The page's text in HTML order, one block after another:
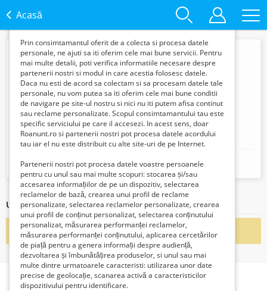
Acasă
Andrei
Mobil: +40722465564
Ultimele articole ale acestui vânzător
Nu există înregistrări postate de acest vânzător
date sunt folosite pentru analizarea traffic-ului pe site-ul
Prin consimtamantul oferit de a colecta si procesa datele
personale, ne ajuti sa iti oferim cele mai bune servicii. Pentru
mai multe detalii, poti verifica informatiile necesare despre
partenerii nostri si modul in care acestia folosesc datele.
Daca nu esti de acord sa colectam si sa procesam datele tale
personale, nu vom putea sa iti oferim cele mai bune conditii
de navigare pe site-ul nostru si nici nu iti putem afisa continut
sau reclame personalizate. Scopul consimtamantului tau este
specific serviciului pe care il accesezi. In acest sens, doar
Roanunt.ro si partenerii nostri pot procesa datele acordului
tau iar el nu este distribuit cu alte site-uri de pe Internet.
Partenerii nostri pot procesa datele voastre persoanele
pentru cu unul sau mai multe scopuri: stocarea și/sau
accesarea informațiilor de pe un dispozitiv, selectarea
reclamelor de bază, crearea unui profil de reclame
personalizate, selectarea reclamelor personalizate, crearea
unui profil de conținut personalizat, selectarea conținutului
personalizat, măsurarea performanței reclamelor,
măsurarea performanței conținutului, aplicarea cercetărilor
de piață pentru a genera informații despre audiență,
dezvoltarea și îmbunătățirea produselor, si unul sau mai
multe dintre urmatoarele caracteristi: utilizarea unor date
precise de geolocație, scanarea activă a caracteristicilor
dispozitivului pentru identificare.